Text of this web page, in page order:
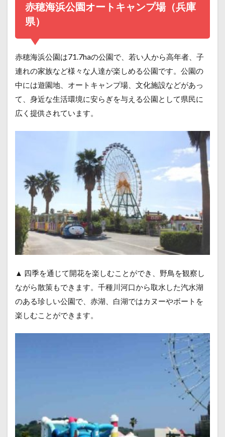
赤穂海浜公園オートキャンプ場（兵庫
県）
赤穂海浜公園は71.7haの公園で、若い人から高年者、子
連れの家族など様々な人達が楽しめる公園です。公園の
中には遊園地、オートキャンプ場、文化施設などがあっ
て、身近な生活環境に安らぎを与える公園として県民に
広く提供されています。
▲ 四季を通じて開花を楽しむことができ、野鳥を観察し
ながら散策もできます。千種川河口から取水した汽水湖
のある珍しい公園で、赤湖、白湖ではカヌーやボートを
楽しむことができます。